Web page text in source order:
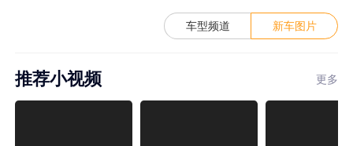
车型频道 新车图片
推荐小视频 更多